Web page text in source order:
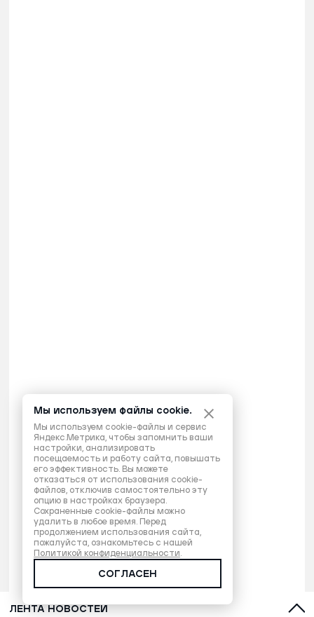
ЛЕНТА НОВОСТЕЙ
Мы используем файлы cookie.
Мы используем cookie-файлы и сервис
Яндекс.Метрика, чтобы запомнить ваши
настройки, анализировать
посещаемость и работу сайта, повышать
его эффективность. Вы можете
отказаться от использования cookie-
файлов, отключив самостоятельно эту
опцию в настройках браузера.
Сохраненные cookie-файлы можно
удалить в любое время. Перед
продолжением использования сайта,
пожалуйста, ознакомьтесь с нашей
Политикой конфиденциальности.
СОГЛАСЕН